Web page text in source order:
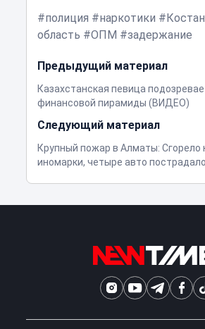
полиция
наркотики
область
ОПМ задержание
Предыдущий материал
Казахстанская певица
финансовой пирамиды (ВИДЕО)
Следующий материал
Крупный пожар в Алматы: Сгорело
иномарки, четыре авто пострадало